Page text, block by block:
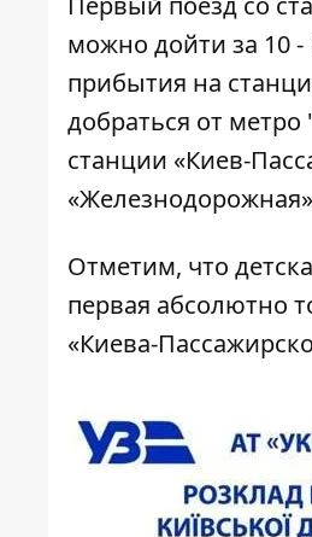
можно дойти за 10 -
прибытия на
добраться от метро
станции «Киев-
Отметим, что
первая абсолютно
«Киева-